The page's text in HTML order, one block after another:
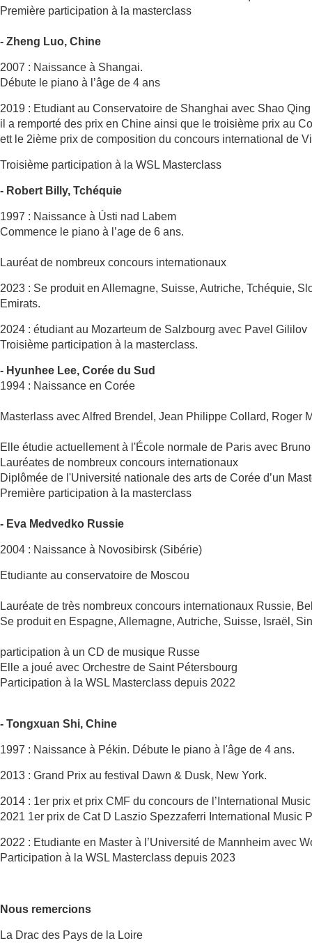
Première participation à la masterclass
- Zheng Luo, Chine
2007 : Naissance à Shangai.
Débute le piano à l’âge de 4 ans
2019 : Etudiant au Conservatoire de Shanghai avec Shao
il a remporté des prix en Chine ainsi que le troisième prix au
ett le 2ième prix de composition du concours international de
Troisième participation à la WSL Masterclass
- Robert Billy, Tchéquie
1997 : Naissance à Ústi nad Labem
Commence le piano à l’age de 6 ans.
Lauréat de nombreux concours internationaux
2023 : Se produit en Allemagne, Suisse, Autriche, Tchéquie,
Emirats.
2024 : étudiant au Mozarteum de Salzbourg avec Pavel Gililov
Troisième participation à la masterclass.
- Hyunhee Lee, Corée du Sud
1994 : Naissance en Corée
Masterlass avec Alfred Brendel, Jean Philippe Collard, Roger
Elle étudie actuellement à l'École normale de Paris avec
Lauréates de nombreux concours internationaux
Diplômée de l'Université nationale des arts de Corée d’un
Première participation à la masterclass
- Eva Medvedko Russie
2004 : Naissance à Novosibirsk (Sibérie)
Etudiante au conservatoire de Moscou
Lauréate de très nombreux concours internationaux Russie,
Se produit en Espagne, Allemagne, Autriche, Suisse, Israël,
participation à un CD de musique Russe
Elle a joué avec Orchestre de Saint Pétersbourg
Participation à la WSL Masterclass depuis 2022
- Tongxuan Shi, Chine
1997 : Naissance à Pékin. Débute le piano à l'âge de 4 ans.
2013 : Grand Prix au festival Dawn & Dusk, New York.
2014 : 1er prix et prix CMF du concours de l’International
2021 1er prix de Cat D Laszio Spezzaferri International Music
2022 : Etudiante en Master à l’Université de Mannheim avec
Participation à la WSL Masterclass depuis 2023
Nous remercions
La Drac des Pays de la Loire